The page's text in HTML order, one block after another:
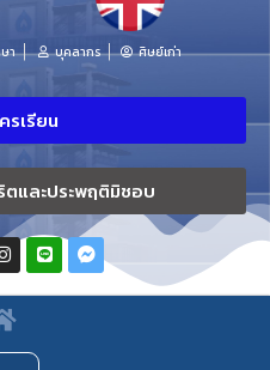
า บุคลากร ศิษย์เก่า
รเรียน
ตและประพฤติมิชอบ